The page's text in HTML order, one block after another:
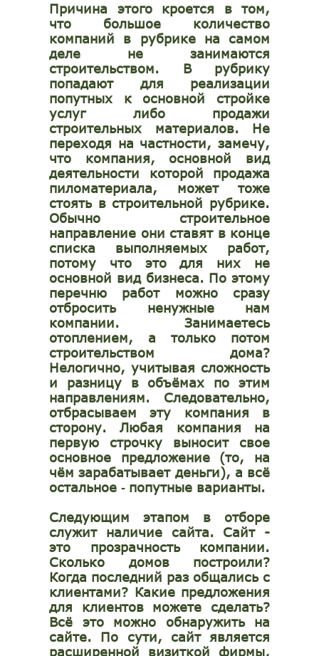
Причина этого кроется в том,
что большое количество
компаний в рубрике на самом
деле не занимаются
строительством. В рубрику
попадают для реализации
попутных к основной стройке
услуг либо продажи
строительных материалов. Не
переходя на частности, замечу,
что компания, основной вид
деятельности которой продажа
пиломатериала, может тоже
стоять в строительной рубрике.
Обычно строительное
направление они ставят в конце
списка выполняемых работ,
потому что это для них не
основной вид бизнеса. По этому
перечню работ можно сразу
отбросить ненужные нам
компании. Занимаетесь
отоплением, а только потом
строительством дома?
Нелогично, учитывая сложность
и разницу в объёмах по этим
направлениям. Следовательно,
отбрасываем эту компания в
сторону. Любая компания на
первую строчку выносит свое
основное предложение (то, на
чём зарабатывает деньги), а всё
остальное - попутные варианты.
Следующим этапом в отборе
служит наличие сайта. Сайт -
это прозрачность компании.
Сколько домов построили?
Когда последний раз общались с
клиентами? Какие предложения
для клиентов можете сделать?
Всё это можно обнаружить на
сайте. По сути, сайт является
расширенной визиткой фирмы,